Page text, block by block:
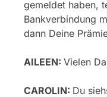
gemeldet haben,
Bankverbindung
dann Deine
AILEEN: Vielen
CAROLIN: Du